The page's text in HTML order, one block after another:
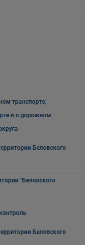
транспорте,
и в дорожном
Беловского
"Беловского
Беловского